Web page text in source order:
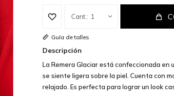
1
Guía de talles
Descripción
La Remera Glaciar está confeccionada en
se siente ligera sobre la piel. Cuenta con
relajado. Es perfecta para lograr un look